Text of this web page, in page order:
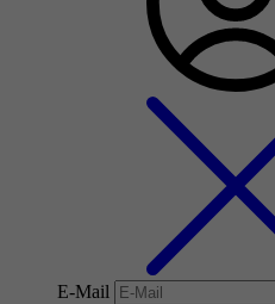
E-Mail